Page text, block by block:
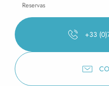
Reservas
+33